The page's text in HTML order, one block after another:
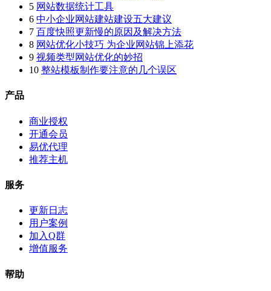
5 网站数据统计工具
6 中小企业网站建站建设五大建议
7 百度快照更新慢的原因及解决方法
8 网站优化小技巧 为企业网站锦上添花
9 视频类型网站优化的妙招
10 整站模板制作要注意的几个误区
产品
商业授权
开通会员
易优代理
推荐主机
服务
更新日志
用户案例
加入Q群
增值服务
帮助